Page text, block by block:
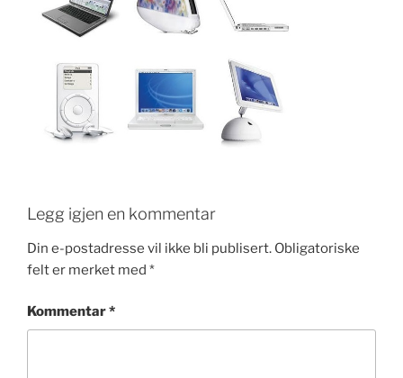
e
b
o
o
k
er e
n
e
st
Legg igjen en kommentar
Din e-postadresse vil ikke bli publisert. Obligatoriske
felt er merket med *
Kommentar*